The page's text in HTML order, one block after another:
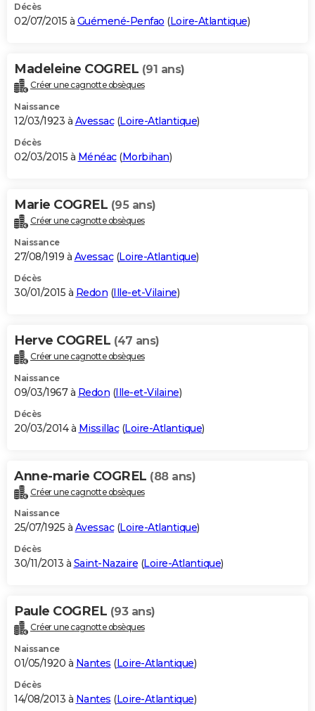
Décès
02/07/2015 à Guémené-Penfao (Loire-Atlantique)
Madeleine COGREL (91 ans)
Créer une cagnotte obsèques
Naissance
12/03/1923 à Avessac(Loire-Atlantique)
Décès
02/03/2015 à Ménéac(Morbihan)
Marie COGREL (95 ans)
Créer une cagnotte obsèques
Naissance
27/08/1919 à Avessac(Loire-Atlantique)
Décès
30/01/2015 à Redon (Ille-et-Vilaine)
Herve COGREL (47 ans)
Créer une cagnotte obsèques
Naissance
09/03/1967 à Redon (Ille-et-Vilaine)
Décès
20/03/2014 à Missillac(Loire-Atlantique)
Anne-marie COGREL (88 ans)
Créer une cagnotte obsèques
Naissance
25/07/1925 à Avessac(Loire-Atlantique)
Décès
30/11/2013 à Saint-Nazaire (Loire-Atlantique)
Paule COGREL (93 ans)
Créer une cagnotte obsèques
Naissance
01/05/1920 à Nantes (Loire-Atlantique)
Décès
14/08/2013 à Nantes (Loire-Atlantique)